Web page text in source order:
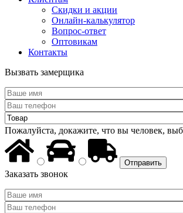
Скидки и акции
Онлайн-калькулятор
Вопрос-ответ
Оптовикам
Контакты
Вызвать замерщика
Пожалуйста, докажите, что вы человек,
Заказать звонок